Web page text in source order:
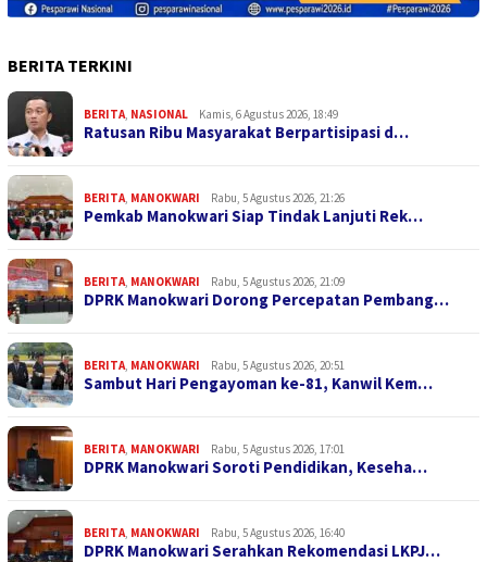
BERITA TERKINI
BERITA, NASIONAL Kamis, 6 Agustus 2026, 18:49
Ratusan Ribu Masyarakat Berpartisipasi d…
BERITA, MANOKWARI Rabu, 5 Agustus 2026, 21:26
Pemkab Manokwari Siap Tindak Lanjuti Rek…
BERITA, MANOKWARI Rabu, 5 Agustus 2026, 21:09
DPRK Manokwari Dorong Percepatan Pembang…
BERITA, MANOKWARI Rabu, 5 Agustus 2026, 20:51
Sambut Hari Pengayoman ke-81, Kanwil Kem…
BERITA, MANOKWARI Rabu, 5 Agustus 2026, 17:01
DPRK Manokwari Soroti Pendidikan, Keseha…
BERITA, MANOKWARI Rabu, 5 Agustus 2026, 16:40
DPRK Manokwari Serahkan Rekomendasi LKPJ…